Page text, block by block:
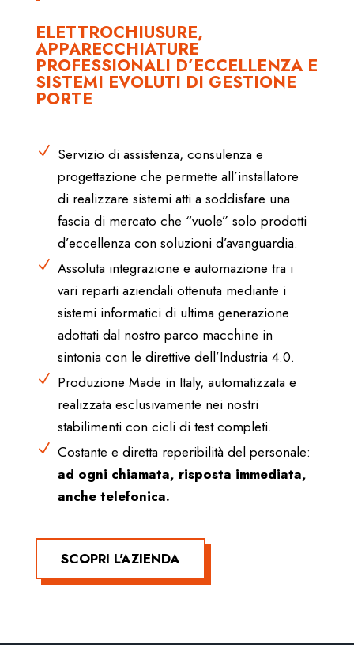
ELETTROCHIUSURE,
APPARECCHIATURE
PROFESSIONALI D’ECCELLENZA E
SISTEMI EVOLUTI DI GESTIONE
PORTE
N Servizio di assistenza, consulenza e
progettazione che permette all’installatore
di realizzare sistemi atti a soddisfare una
fascia di mercato che “vuole” solo prodotti
d’eccellenza con soluzioni d’avanguardia.
N Assoluta integrazione e automazione tra i
vari reparti aziendali ottenuta mediante i
sistemi informatici di ultima generazione
adottati dal nostro parco macchine in
sintonia con le direttive dell’Industria 4.0.
N Produzione Made in Italy, automatizzata e
realizzata esclusivamente nei nostri
stabilimenti con cicli di test completi.
N Costante e diretta reperibilità del personale:
ad ogni chiamata, risposta immediata,
anche telefonica.
SCOPRI L'AZIENDA